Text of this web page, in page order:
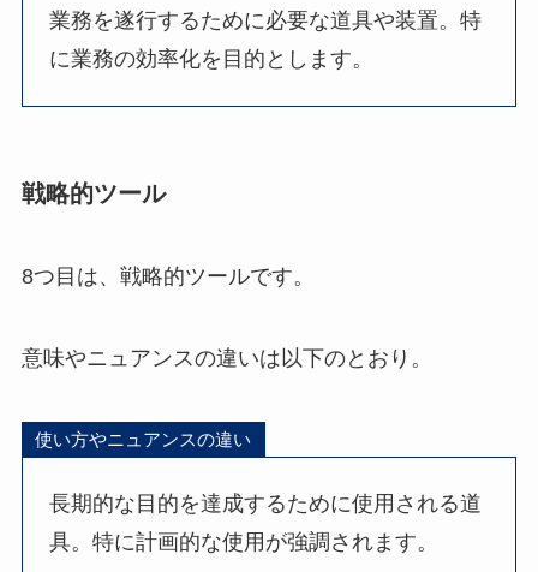
業務を遂行するために必要な道具や装置。特
に業務の効率化を目的とします。
戦略的ツール
8つ目は、戦略的ツールです。
意味やニュアンスの違いは以下のとおり。
使い方やニュアンスの違い
長期的な目的を達成するために使用される道
具。特に計画的な使用が強調されます。